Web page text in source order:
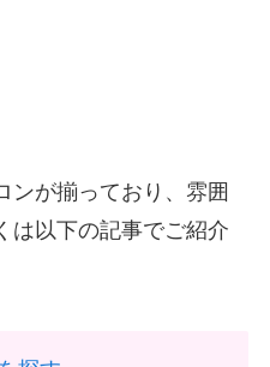
ンが揃っており、雰囲
は以下の記事でご紹介